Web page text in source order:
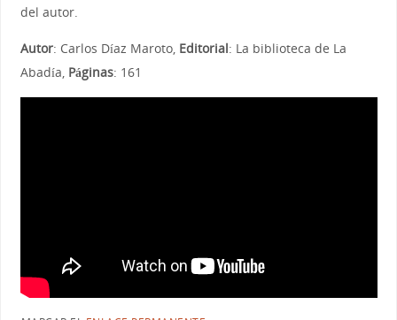
del autor.
Autor: Carlos Díaz Maroto, Editorial: La biblioteca de La
Abadía, Páginas: 161